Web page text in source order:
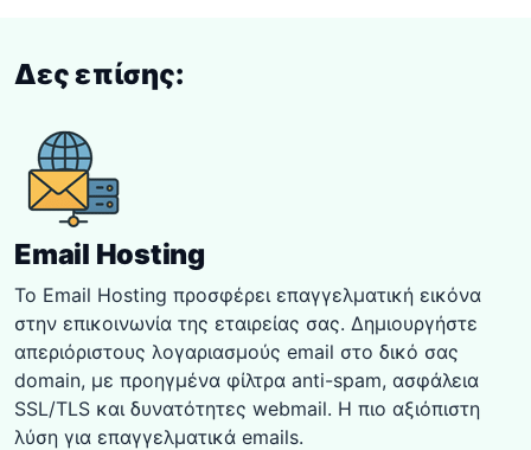
Δες επίσης:
Email Hosting
Το Email Hosting προσφέρει επαγγελματική εικόνα
στην επικοινωνία της εταιρείας σας. Δημιουργήστε
απεριόριστους λογαριασμούς email στο δικό σας
domain, με προηγμένα φίλτρα anti-spam, ασφάλεια
SSL/TLS και δυνατότητες webmail. Η πιο αξιόπιστη
λύση για επαγγελματικά emails.